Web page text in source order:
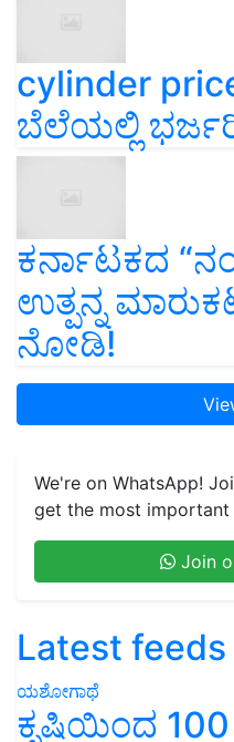
cylinder
ಬೆಲೆಯಲ್ಲಿ
ಕರ್ನಾಟಕದ
ಉತ್ಪನ್ನ
ನೋಡಿ!
We're on WhatsApp!
get the most important
Join
Latest feeds
ಯಶೋಗಾಥೆ
ಕೃಷಿಯಿಂದ